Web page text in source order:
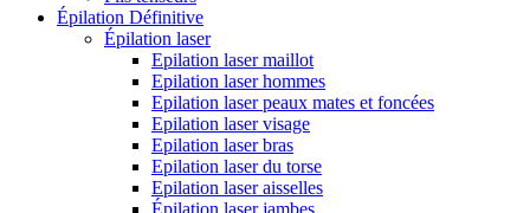
Épilation Définitive
Épilation laser
Epilation laser maillot
Epilation laser hommes
Epilation laser peaux mates et foncées
Epilation laser visage
Epilation laser bras
Epilation laser du torse
Epilation laser aisselles
Épilation laser jambes